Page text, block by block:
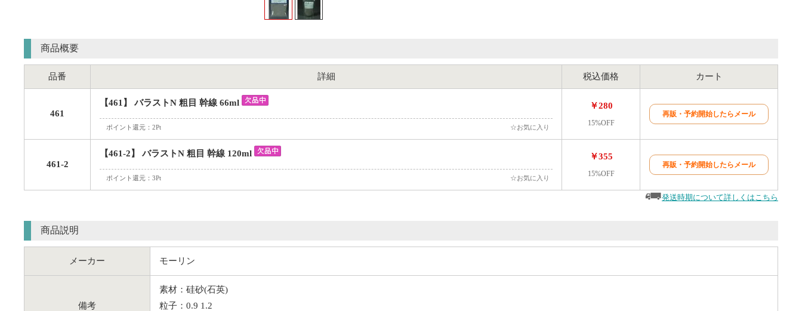
商品概要
品番 詳細 税込価格 カート
461
【461】 バラストN 粗目 幹線 66ml
ポイント還元：2Pt ☆お気に入り
￥280
15%OFF
再販・予約開始したらメール
461-2
【461-2】 バラストN 粗目 幹線 120ml
ポイント還元：3Pt ☆お気に入り
￥355
15%OFF
再販・予約開始したらメール
発送時期について詳しくはこちら
商品説明
メーカー モーリン
備考
素材：硅砂(石英)
粒子：0.9 1.2